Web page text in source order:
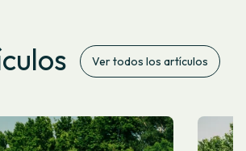
Ver todos los artículos